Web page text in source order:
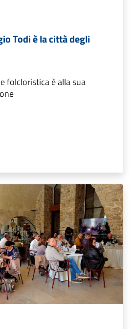
Todi è la città degli
folcloristica è alla sua